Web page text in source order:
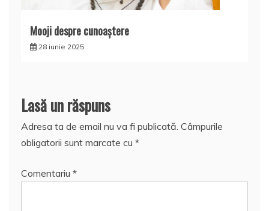
Mooji despre cunoaştere
28 iunie 2025
Lasă un răspuns
Adresa ta de email nu va fi publicată. Câmpurile
obligatorii sunt marcate cu *
Comentariu *